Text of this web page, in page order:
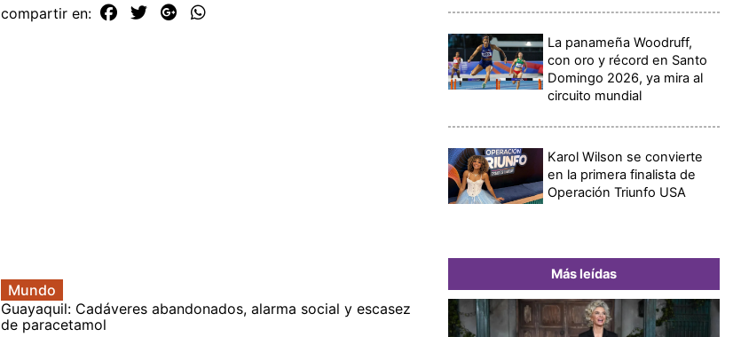
compartir en:
Mundo
Guayaquil: Cadáveres abandonados, alarma social y escasez
de paracetamol
La panameña Woodruff,
con oro y récord en Santo
Domingo 2026, ya mira al
circuito mundial
Karol Wilson se convierte
en la primera finalista de
Operación Triunfo USA
Más leídas